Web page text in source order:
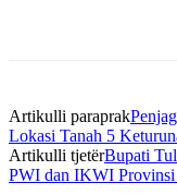
Artikulli paraprak
Lokasi Tanah 5
Artikulli tjetërBupati
PWI dan IKWI